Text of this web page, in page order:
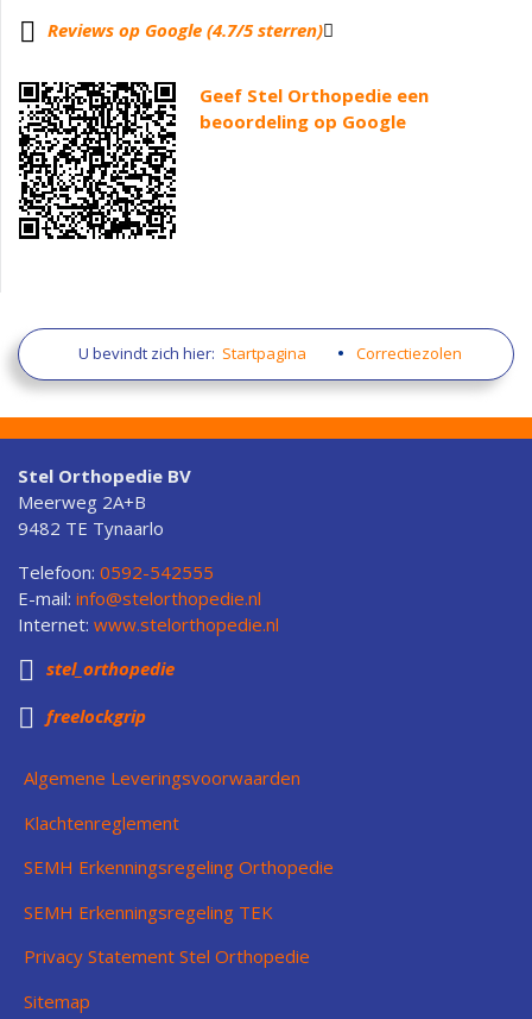
Reviews op Google (4.7/5 sterren)
Geef Stel Orthopedie een
beoordeling op Google
U bevindt zich hier: Startpagina Correctiezolen
Stel Orthopedie BV
Meerweg 2A+B
9482 TE Tynaarlo
Telefoon: 0592-542555
E-mail: info@stelorthopedie.nl
Internet: www.stelorthopedie.nl
 stel_orthopedie
 freelockgrip
Algemene Leveringsvoorwaarden
Klachtenreglement
SEMH Erkenningsregeling Orthopedie
SEMH Erkenningsregeling TEK
Privacy Statement Stel Orthopedie
Sitemap